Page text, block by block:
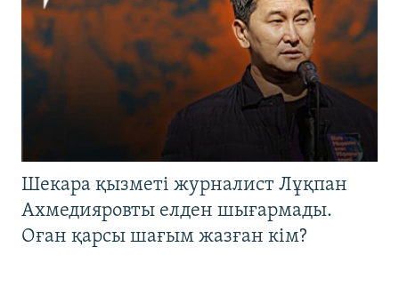
Шекара қызметі журналист Лұқпан
Ахмедияровты елден шығармады.
Оған қарсы шағым жазған кім?